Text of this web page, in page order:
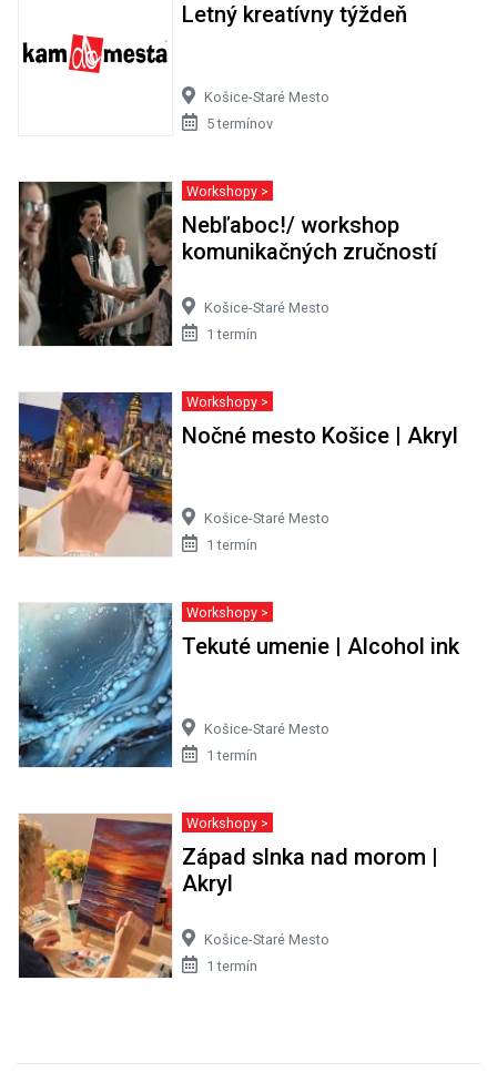
Letný kreatívny týždeň
Košice-Staré Mesto
5 termínov
Workshopy >
Nebľaboc!/ workshop
komunikačných zručností
Košice-Staré Mesto
1 termín
Workshopy >
Nočné mesto Košice | Akryl
Košice-Staré Mesto
1 termín
Workshopy >
Tekuté umenie | Alcohol ink
Košice-Staré Mesto
1 termín
Workshopy >
Západ slnka nad morom |
Akryl
Košice-Staré Mesto
1 termín